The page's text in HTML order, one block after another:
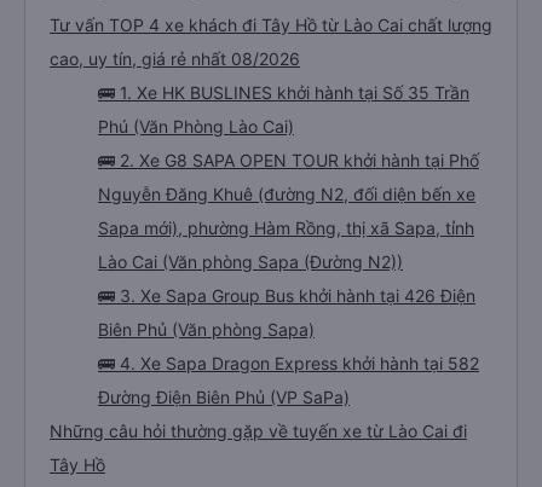
Tư vấn TOP 4 xe khách đi Tây Hồ từ Lào Cai chất lượng
cao, uy tín, giá rẻ nhất 08/2026
🚌 1. Xe HK BUSLINES khởi hành tại Số 35 Trần
Phú (Văn Phòng Lào Cai)
🚌 2. Xe G8 SAPA OPEN TOUR khởi hành tại Phố
Nguyễn Đăng Khuê (đường N2, đối diện bến xe
Sapa mới), phường Hàm Rồng, thị xã Sapa, tỉnh
Lào Cai (Văn phòng Sapa (Đường N2))
🚌 3. Xe Sapa Group Bus khởi hành tại 426 Điện
Biên Phủ (Văn phòng Sapa)
🚌 4. Xe Sapa Dragon Express khởi hành tại 582
Đường Điện Biên Phủ (VP SaPa)
Những câu hỏi thường gặp về tuyến xe từ Lào Cai đi
Tây Hồ